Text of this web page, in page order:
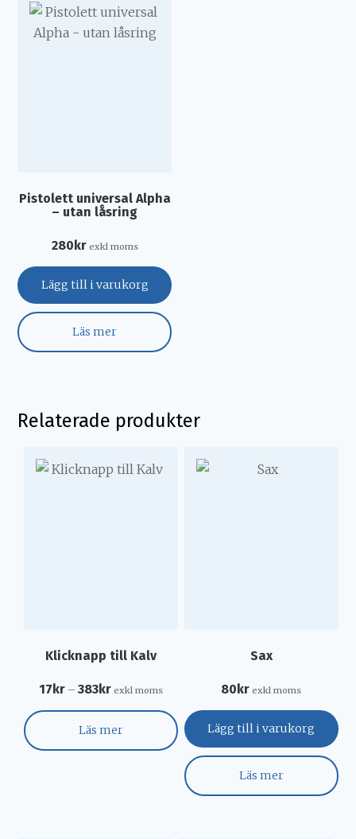
Pistolett universal Alpha
– utan låsring
280 kr exkl moms
Lägg till i varukorg
Läs mer
Relaterade produkter
Klicknapp till Kalv
17kr – 383kr exkl moms
Läs mer
Sax
80kr exkl moms
Lägg till i varukorg
Läs mer